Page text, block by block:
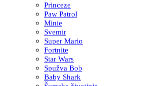
Princeze
Paw Patrol
Minie
Svemir
Super Mario
Fortnite
Star Wars
Spužva Bob
Baby Shark